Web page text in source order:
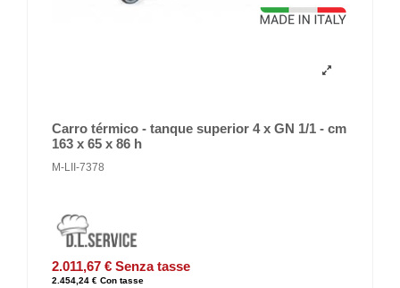
Carro térmico - tanque superior 4 x GN 1/1 - cm
163 x 65 x 86 h
M-LII-7378
2.011,67 € Senza tasse
2.454,24 € Con tasse